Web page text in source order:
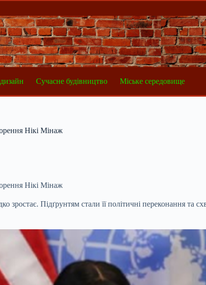
Сучасне будівництво Міське середовище
Нікі Мінаж
Нікі Мінаж
зростає. Підґрунтям стали її політичні переконання та